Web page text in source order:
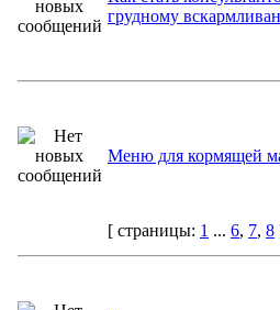
грудному
Меню для кормящей
[ страницы: 1 ... 6, 7, 8